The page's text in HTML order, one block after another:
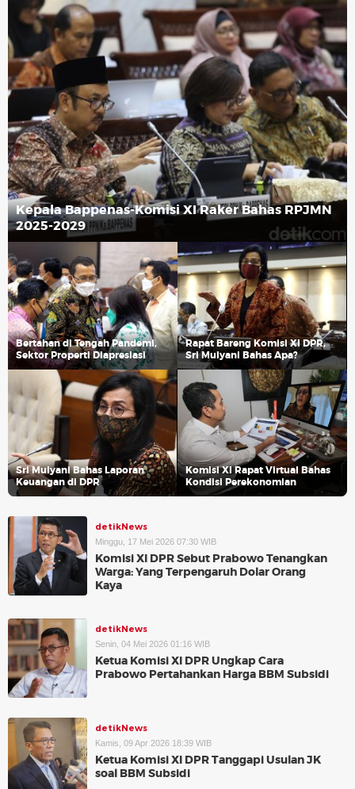
Kepala Bappenas-Komisi XI Raker Bahas RPJMN
2025-2029
Bertahan di Tengah Pandemi,
Sektor Properti Diapresiasi
Rapat Bareng Komisi XI DPR,
Sri Mulyani Bahas Apa?
Sri Mulyani Bahas Laporan
Keuangan di DPR
Komisi XI Rapat Virtual Bahas
Kondisi Perekonomian
detikNews
Minggu, 17 Mei 2026 07:30 WIB
Komisi XI DPR Sebut Prabowo Tenangkan
Warga: Yang Terpengaruh Dolar Orang
Kaya
detikNews
Senin, 04 Mei 2026 01:16 WIB
Ketua Komisi XI DPR Ungkap Cara
Prabowo Pertahankan Harga BBM Subsidi
detikNews
Kamis, 09 Apr 2026 18:39 WIB
Ketua Komisi XI DPR Tanggapi Usulan JK
soal BBM Subsidi